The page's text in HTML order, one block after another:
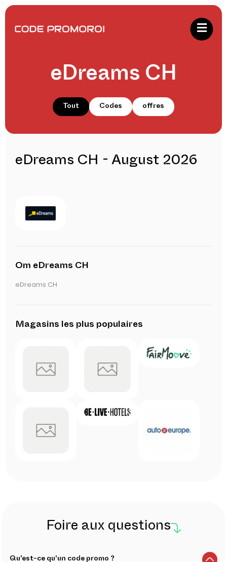
eDreams CH
Tout Codes offres
eDreams CH - August 2026
Om eDreams CH
eDreams CH
Magasins les plus populaires
Foire aux questions
Qu'est-ce qu'un code promo ?